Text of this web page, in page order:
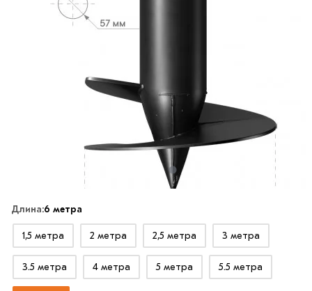
Длина:6 метра
1,5 метра 2 метра 2,5 метра 3 метра
3.5 метра 4 метра 5 метра 5.5 метра